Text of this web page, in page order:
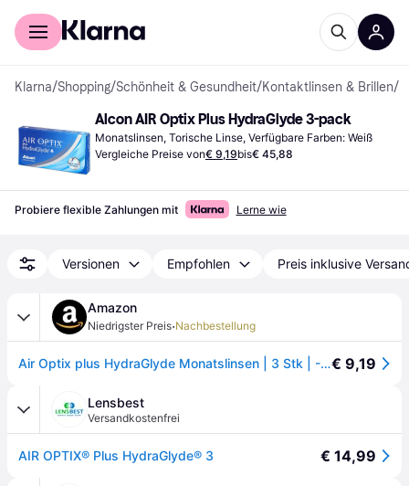
Für Shopper
Klarna/Shopping/Schönheit & Gesundheit/Kontaktlinsen & Brillen/
Alcon AIR Optix Plus HydraGlyde 3-pack
Monatslinsen, Torische Linse, Verfügbare Farben: Weiß
Vergleiche Preise von€ 9,19bis€ 45,88
Probiere flexible Zahlungen mit Lerne wie
Versionen Empfohlen Preis inklusive
Amazon
Niedrigster Preis·Nachbestellung
Air Optix plus HydraGlyde Monatslinsen | 3 Stk | -05.75 dpt€ 9,19
Lensbest
Versandkostenfrei
AIR OPTIX® Plus HydraGlyde® 3 € 14,99